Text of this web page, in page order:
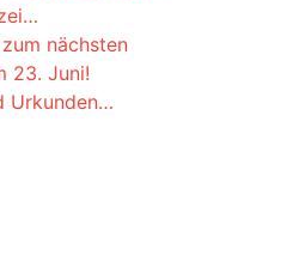
nächsten
23. Juni!
Urkunden…